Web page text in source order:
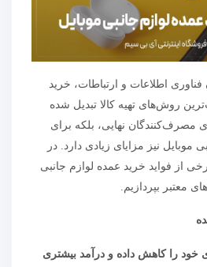
اطلاعات و ارتباطات، خرید
روش‌های تهیه کالا تبدیل شده
مصرف‌کنندگان نهایی، بلکه برای
موبایل نیز مزایای زیادی دارد. در
از فواید خرید عمده لوازم جانبی
معتبر بپردازیم.
خود را کاهش داده و درآمد بیشتری